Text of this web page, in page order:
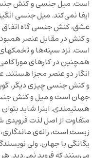
است. میل جنسی و کنش
ایفا نمی‌کند. میل جنسی
عشق، کنش جنسی گاه اتفاق
و کنش در مقابل عنصر
است. نزد سینه‌ها و
همچنین در کارهای
انگار دو عنصر مجزا
و کنش جنسی چیزی دیگر.
جهان است و میل و کنش
هستیمندی. اینرا شاید
متفاوت از اصل لذت
زیست است، رانه‌ی
یگانگی با جهان. ولی